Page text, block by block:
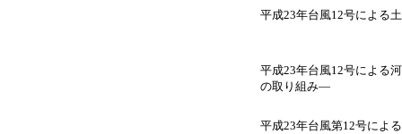
平成23年台風12号による
平成23年台風12号による
の取り組み―
平成23年台風第12号によ